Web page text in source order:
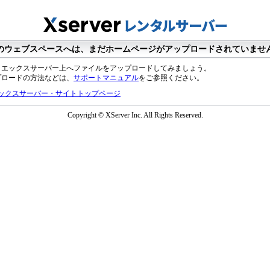
ウェブスペースへは、まだホームページがアップロードされていませ
ックスサーバー上へファイルをアップロードしてみましょう。
ードの方法などは、 サポートマニュアルをご参照ください。
クスサーバー・サイトトップページ
Copyright © XServer Inc. All Rights Reserved.